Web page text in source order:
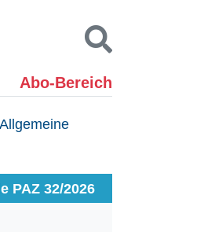
Abo-Bereich
Kontakt
PAZ 32/2026